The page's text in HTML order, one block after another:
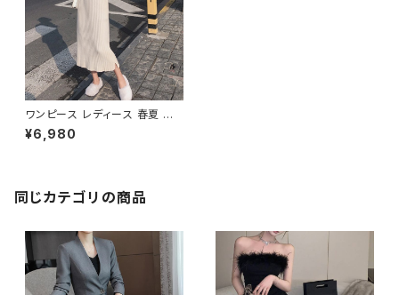
ワンピース レディース 春夏 秋
冬 春 夏 秋 冬 黒 タイトワンピ
ース ニットワンピース 長袖 ミモ
イトニットワンピース ミモレ ひ
ざ丈ワンピース 韓国ファッショ
イボリー ピンクパープル ブラッ
ク シンプル 10代 20代 30代 4
0代 C-OSS0089
¥6,980
同じカテゴリの商品